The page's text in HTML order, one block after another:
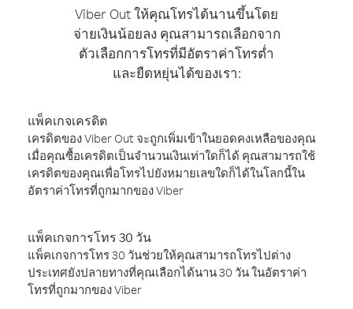
Viber Out ให้คุณโทรได้นานขึ้นโดย
จ่ายเงินน้อยลง คุณสามารถเลือกจาก
ตัวเลือกการโทรที่มีอัตราค่าโทรต่ำ
และยืดหยุ่นได้ของเรา:
แพ็คเกจเครดิต
เครดิตของ Viber Out จะถูกเพิ่มเข้าในยอดคงเหลือของคุณ
เมื่อคุณซื้อเครดิตเป็นจำนวนเงินเท่าใดก็ได้ คุณสามารถใช้
เครดิตของคุณเพื่อโทรไปยังหมายเลขใดก็ได้ในโลกนี้ใน
อัตราค่าโทรที่ถูกมากของ Viber
แพ็คเกจการโทร 30 วัน
แพ็คเกจการโทร 30 วันช่วยให้คุณสามารถโทรไปต่าง
ประเทศยังปลายทางที่คุณเลือกได้นาน 30 วัน ในอัตราค่า
โทรที่ถูกมากของ Viber